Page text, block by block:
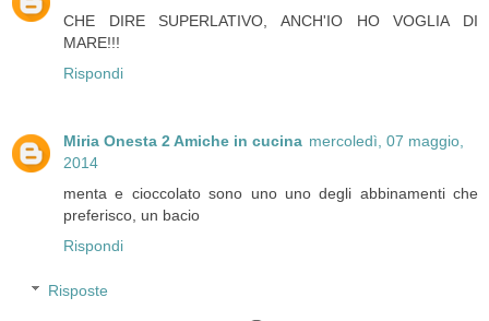
CHE DIRE SUPERLATIVO, ANCH'IO HO VOGLIA DI
MARE!!!
Rispondi
Miria Onesta 2 Amiche in cucina mercoledì, 07 maggio,
2014
menta e cioccolato sono uno uno degli abbinamenti che
preferisco, un bacio
Rispondi
Risposte